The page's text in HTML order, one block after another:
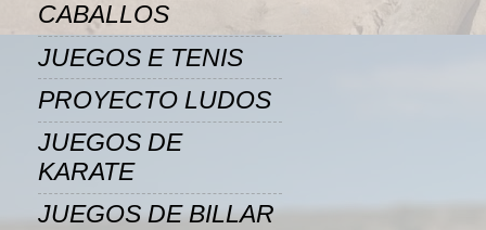
CABALLOS
JUEGOS E TENIS
PROYECTO LUDOS
JUEGOS DE
KARATE
JUEGOS DE BILLAR